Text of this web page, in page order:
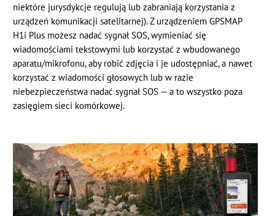
niektóre jurysdykcje regulują lub zabraniają korzystania z
urządzeń komunikacji satelitarnej). Z urządzeniem GPSMAP
H1i Plus możesz nadać sygnał SOS, wymieniać się
wiadomościami tekstowymi lub korzystać z wbudowanego
aparatu/mikrofonu, aby robić zdjęcia i je udostępniać, a nawet
korzystać z wiadomości głosowych lub w razie
niebezpieczeństwa nadać sygnał SOS — a to wszystko poza
zasięgiem sieci komórkowej.